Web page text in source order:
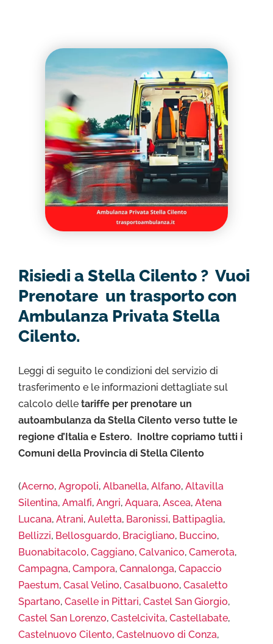
Risiedi a Stella Cilento ? Vuoi
Prenotare un trasporto con
Ambulanza Privata Stella
Cilento.
Leggi di seguito le condizioni del servizio di
trasferimento e le informazioni dettagliate sul
calcolo delle tariffe per prenotare un
autoambulanza da Stella Cilento verso tutte le
regione d’Italia e Estero. Inoltre copriamo tutti i
Comuni della Provincia di Stella Cilento
(Acerno, Agropoli, Albanella, Alfano, Altavilla
Silentina, Amalfi, Angri, Aquara, Ascea, Atena
Lucana, Atrani, Auletta, Baronissi, Battipaglia,
Bellizzi, Bellosguardo, Bracigliano, Buccino,
Buonabitacolo, Caggiano, Calvanico, Camerota,
Campagna, Campora, Cannalonga, Capaccio
Paestum, Casal Velino, Casalbuono, Casaletto
Spartano, Caselle in Pittari, Castel San Giorgio,
Castel San Lorenzo, Castelcivita, Castellabate,
Castelnuovo Cilento, Castelnuovo di Conza,